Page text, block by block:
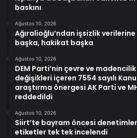
baskını
Ağustos 10, 2026
Ağıralioğlu’ndan işsizlik
başka, hakikat başka
Ağustos 10, 2026
DEM Parti’nin çevre ve
değişikleri içeren 7554 sayılı
araştırma önergesi AK Parti ve
reddedildi
Ağustos 10, 2026
Siirt’te bayram öncesi denetimler
etiketler tek tek incelendi